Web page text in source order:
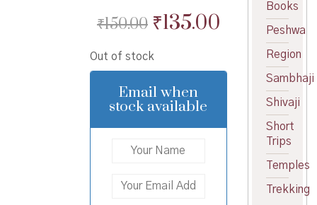
₹150.00 Original
was:
₹150.00.
₹135.00Current
is:
₹135.00.
Out of stock
Email when
stock available
Books
Peshwa
Region
Sambhaji
Shivaji
Short
Trips
Temples
Trekking